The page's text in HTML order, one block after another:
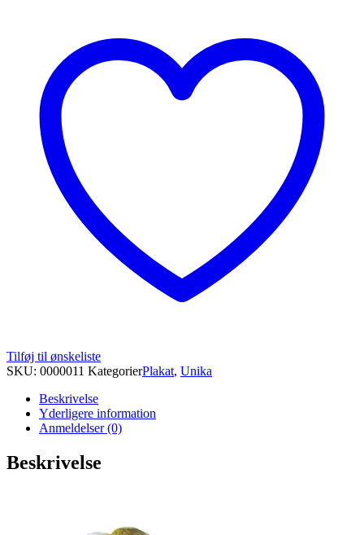
Tilføj til ønskeliste
SKU: 0000011 KategorierPlakat, Unika
Beskrivelse
Yderligere information
Anmeldelser (0)
Beskrivelse